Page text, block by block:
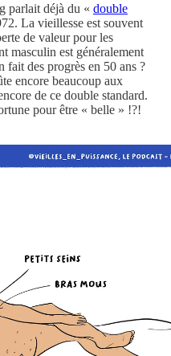
parlait déjà du « double
La vieillesse est souvent
de valeur pour les
masculin est généralement
fait des progrès en 50 ans ?
encore beaucoup aux
de ce double standard.
pour être « belle » !?!